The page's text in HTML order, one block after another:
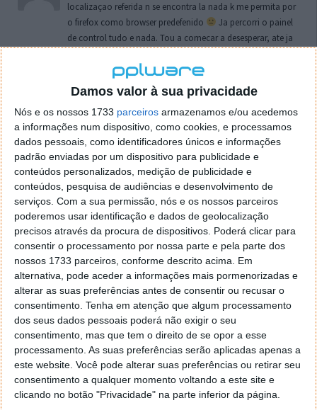
Damos valor à sua privacidade
Nós e os nossos 1733 parceiros armazenamos e/ou acedemos
a informações num dispositivo, como cookies, e processamos
dados pessoais, como identificadores únicos e informações
padrão enviadas por um dispositivo para publicidade e
conteúdos personalizados, medição de publicidade e
conteúdos, pesquisa de audiências e desenvolvimento de
serviços. Com a sua permissão, nós e os nossos parceiros
poderemos usar identificação e dados de geolocalização
precisos através da procura de dispositivos. Poderá clicar para
consentir o processamento por nossa parte e pela parte dos
nossos 1733 parceiros, conforme descrito acima. Em
alternativa, pode aceder a informações mais pormenorizadas e
alterar as suas preferências antes de consentir ou recusar o
consentimento. Tenha em atenção que algum processamento
dos seus dados pessoais poderá não exigir o seu
consentimento, mas que tem o direito de se opor a esse
processamento. As suas preferências serão aplicadas apenas a
este website. Você pode alterar suas preferências ou retirar seu
consentimento a qualquer momento voltando a este site e
clicando no botão "Privacidade" na parte inferior da página.
localizaçao referida n se encontra la nada k me permita por
o firefox como browser predefenido
Ja percorri o painel
de control tudo e nada. Tou a comecar a desesperar, ate ja
firefox mas em vao. Kaso te lembres de outra dica fico
agradecido, caso contrario obrigado a mesma
Vítor M.
7 de Novembro de 2005 às 01:39
@Reporter
Desculpa mas o link funciona. Seja como for segue por mail
o MSn Messenger 8.
Responder
Vítor M.
7 de Novembro de 2005 às 11:21
@Rui
Tens de encontrar o que te falei. Faz da seguinte maneira,
janela iniciar e no topo dessa janela com o botão direito do
rato faz propriedades. Depois no separador Menu ‘Iniciar’
clica no botão ‘Personalizar’ aí encontrarás no separador
geral a opção para escolheres o Browser com que queres
navegar e o gestor de e-mail. Caso não consigas chegar lá,
vais ao teu Firefox e nas ferramentas ou tools escolhes
‘Opções’ ou ‘Options’ icon geral da então janela aberta e
logo perto do fim encontras um local para colocares um
visto que vai obrigar o Firefox a verificar se este é o browser